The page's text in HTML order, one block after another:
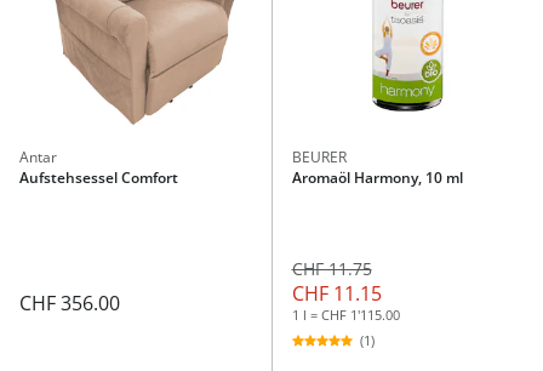
Antar
Aufstehsessel Comfort
CHF 356.00
BEURER
Aromaöl Harmony, 10 ml
CHF 11.75
CHF 11.15
1 l = CHF 1'115.00
(1)